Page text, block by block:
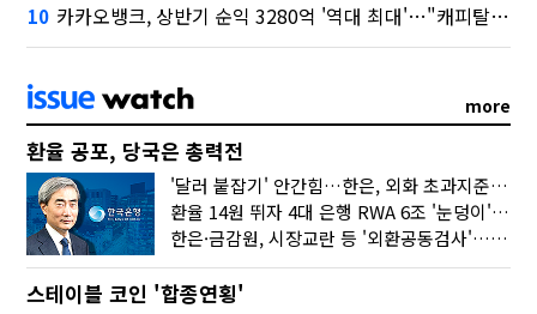
10 카카오뱅크, 상반기 순익 3280억 '역대 최대'…"캐피탈, 자산 1조원 이상"
more
환율 공포, 당국은 총력전
'달러 붙잡기' 안간힘…한은, 외화 초과지준에 이자 6개월 더
환율 14원 뛰자 4대 은행 RWA 6조 '눈덩이'…2배 뛴 2분기는?
한은·금감원, 시장교란 등 '외환공동검사'…환율 급등 전방위 대응
스테이블 코인 '합종연횡'